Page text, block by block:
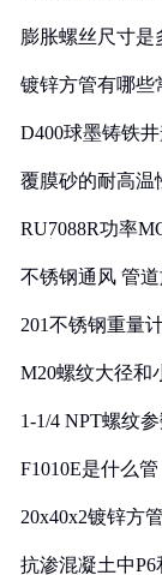
膨胀螺丝尺寸是
镀锌方管有哪些
D400球墨铸铁
覆膜砂的耐高温
RU7088R功率
不锈钢通风 管
201不锈钢重量
M20螺纹大径和
1-1/4 NPT螺纹
F1010E是什么
20x40x2镀锌方
抗渗混凝土中